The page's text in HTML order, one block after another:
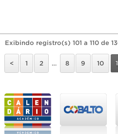
Exibindo registro(s) 101 a 110 de
< 1 2 … 8 9 10